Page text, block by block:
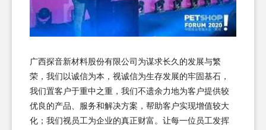
广西探音新材料股份有限公司为谋求长久的发展与繁
荣，我们以诚信为本，视诚信为生存发展的牢固基石，
我们置客户于重中之重，我们不遗余力地为客户提供较
优良的产品、服务和解决方案，帮助客户实现增值较大
化；我们视员工为企业的真正财富。让每一位员工发挥